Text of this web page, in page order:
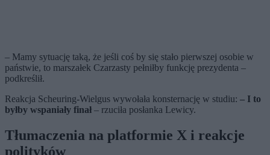
– Mamy sytuację taką, że jeśli coś by się stało pierwszej osobie w
państwie, to marszałek Czarzasty pełniłby funkcję prezydenta –
podkreślił.
Reakcja Scheuring-Wielgus wywołała konsternację w studiu: – I to
byłby wspaniały finał – rzuciła posłanka Lewicy.
Tłumaczenia na platformie X i reakcje
polityków